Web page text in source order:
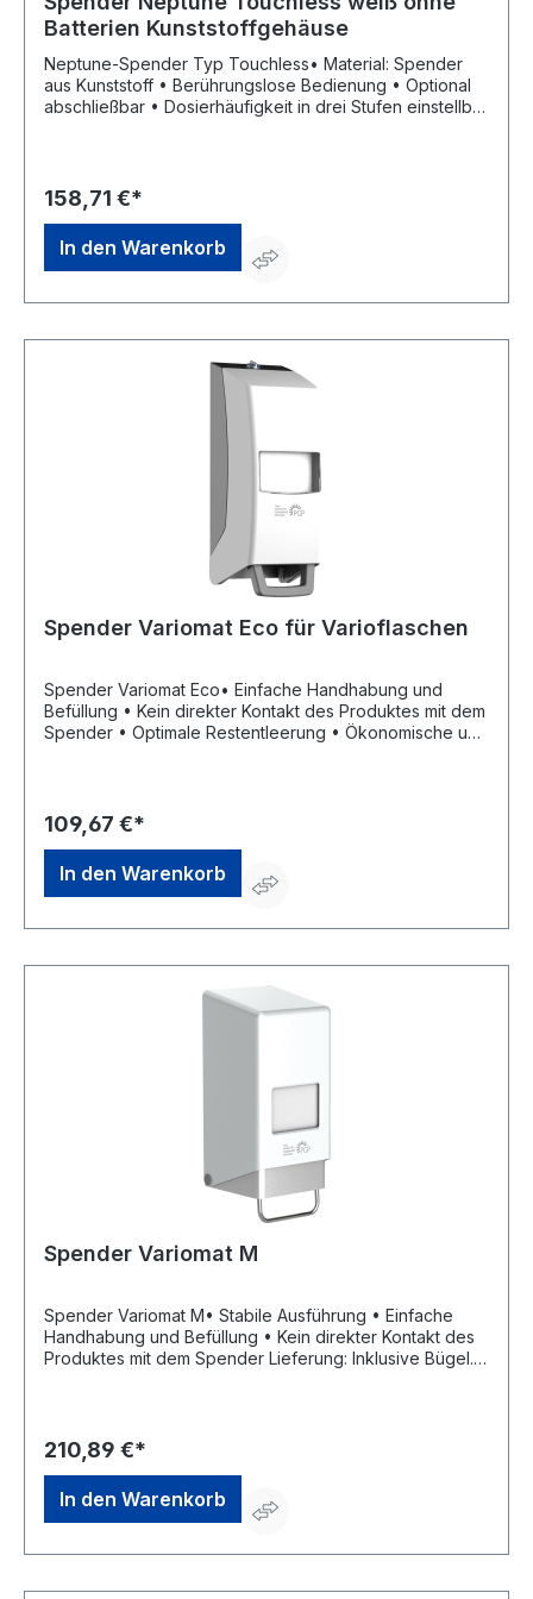
Batterien Kunststoffgehäuse
Neptune-Spender Typ Touchless• Material: Spender
aus Kunststoff • Berührungslose Bedienung • Optional
abschließbar • Dosierhäufigkeit in drei Stufen einstellbar
l-Neptuneflaschen der Firma PGP/Marke
Physioderm.Hersteller: Peter Greven Physioderm GmbH,
Procter & Gamble Str.26, 53881 Euskirchen, DE,
+492251776170, info@pgp-hautschutz.de
158,71 €*
In den Warenkorb
Spender Variomat Eco für Varioflaschen
Spender Variomat Eco• Einfache Handhabung und
Befüllung • Kein direkter Kontakt des Produktes mit dem
Spender • Optimale Restentleerung • Ökonomische und
Euskirchen, DE, +492251776170, info@pgp-
hautschutz.de
109,67 €*
In den Warenkorb
Spender Variomat M
Spender Variomat M• Stabile Ausführung • Einfache
Handhabung und Befüllung • Kein direkter Kontakt des
Produktes mit dem Spender Lieferung: Inklusive Bügel.
+492251776170, info@pgp-hautschutz.de
210,89 €*
In den Warenkorb